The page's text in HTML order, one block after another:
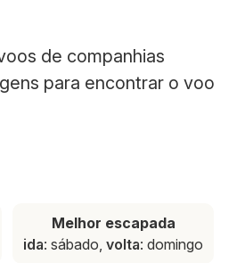
de companhias
para encontrar o voo
Melhor escapada
ida: sábado, volta: domingo